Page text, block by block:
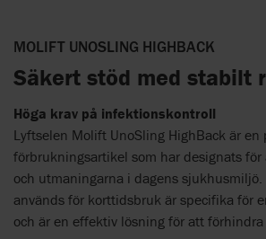
MOLIFT UNOSLING HIGHBACK
Säkert stöd med stabilt
Höga krav på infektionskontroll
Lyftselen Molift UnoSling HighBack är en
förbrukningsartikel som har designats
och utmaningarna i dagens sjukhusmiljö.
används för korttidsbruk är specifika för
och är en effektiv lösning för att